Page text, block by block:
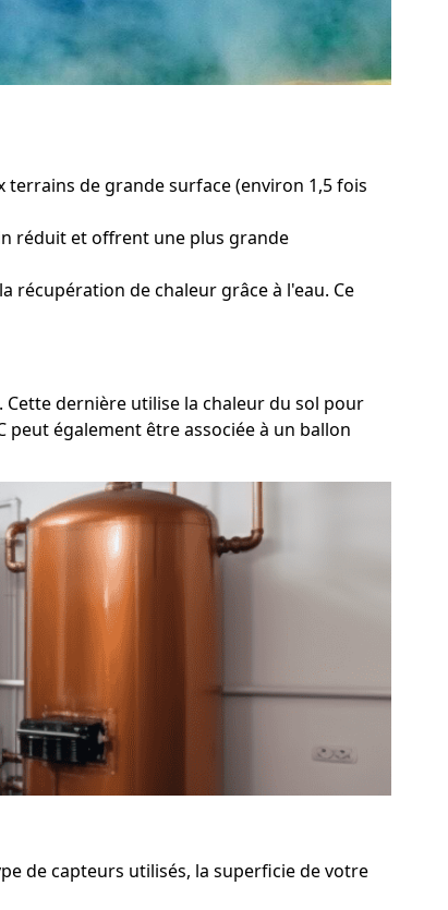
de grande surface (environ 1,5 fois
réduit et offrent une plus grande
récupération de chaleur grâce à l'eau. Ce
Cette dernière utilise la chaleur du sol pour
également être associée à un ballon
de capteurs utilisés, la superficie de votre